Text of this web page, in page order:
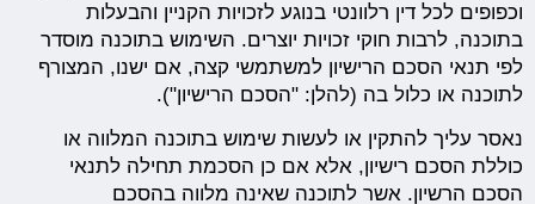
וכפופים לכל דין רלוונטי בנוגע לזכויות הקניין והבעלות
בתוכנה, לרבות חוקי זכויות יוצרים. השימוש בתוכנה מוסדר
לפי תנאי הסכם הרישיון למשתמשי קצה, אם ישנו, המצורף
לתוכנה או כלול בה (להלן: "הסכם הרישיון").
נאסר עליך להתקין או לעשות שימוש בתוכנה המלווה או
כוללת הסכם רישיון, אלא אם כן הסכמת תחילה לתנאי
הסכם הרשיון. אשר לתוכנה שאינה מלווה בהסכם